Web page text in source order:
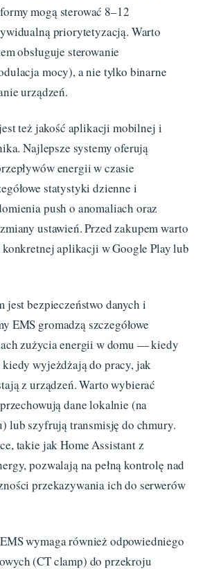
mogą sterować 8–12
priorytetyzacją. Warto
obsługuje sterowanie
mocy), a nie tylko binarne
urządzeń.
też jakość aplikacji mobilnej i
Najlepsze systemy oferują
energii w czasie
statystyki dzienne i
push o anomaliach oraz
ustawień. Przed zakupem warto
aplikacji w Google Play lub
bezpieczeństwo danych i
EMS gromadzą szczegółowe
zużycia energii w domu — kiedy
wyjeżdżają do pracy, jak
z urządzeń. Warto wybierać
dane lokalnie (na
lub szyfrują transmisję do chmury.
takie jak Home Assistant z
pozwalają na pełną kontrolę nad
przekazywania ich do serwerów
wymaga również odpowiedniego
(CT clamp) do przekroju